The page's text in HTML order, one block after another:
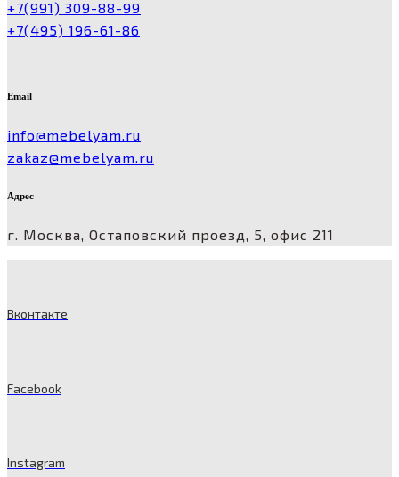
+7(991) 309-88-99
+7(495) 196-61-86
Email
info@mebelyam.ru
zakaz@mebelyam.ru
Адрес
г. Москва, Остаповский проезд, 5, офис 211
Вконтакте
Facebook
Instagram